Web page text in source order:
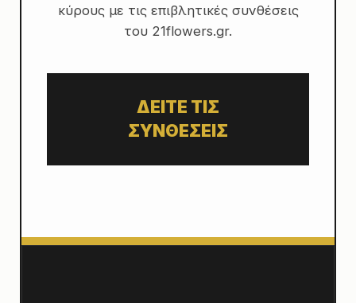
κύρους με τις επιβλητικές συνθέσεις
του 21flowers.gr.
ΔΕΙΤΕ ΤΙΣ
ΣΥΝΘΕΣΕΙΣ